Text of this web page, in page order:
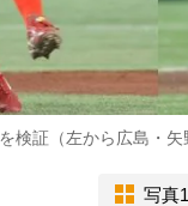
検証（左から広島・
写真